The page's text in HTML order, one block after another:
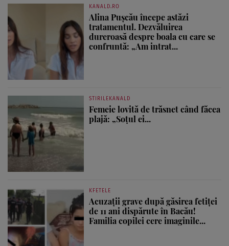
KANALD.RO
Alina Pușcău începe astăzi
tratamentul. Dezvăluirea
dureroasă despre boala cu care se
confruntă: „Am intrat...
STIRILEKANALD
Femeie lovită de trăsnet când făcea
plajă: „Soțul ei...
KFETELE
Acuzații grave după găsirea fetiței
de 11 ani dispărute în Bacău!
Familia copilei cere imaginile...